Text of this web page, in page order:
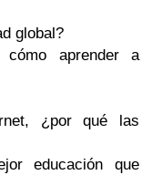
global?
aprender a
¿por qué las
educación que